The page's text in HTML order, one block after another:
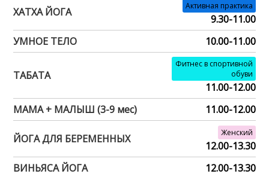
ХАТХА ЙОГА Активная практика
9.30-11.00
УМНОЕ ТЕЛО
10.00-11.00
ТАБАТА
Фитнес в спортивной
обуви
11.00-12.00
МАМА + МАЛЫШ (3-9 мес)
11.00-12.00
ЙОГА ДЛЯ БЕРЕМЕННЫХ Женский
12.00-13.30
ВИНЬЯСА ЙОГА
12.00-13.30